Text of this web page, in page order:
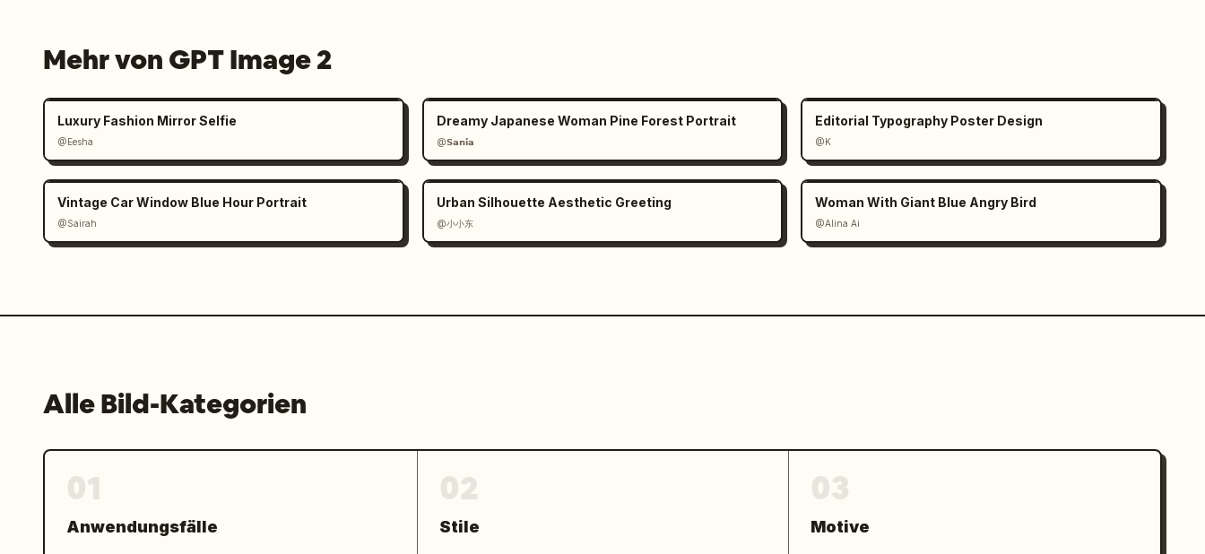
Mehr von GPT Image 2
Luxury Fashion Mirror Selfie
@Eesha
Dreamy Japanese Woman Pine Forest Portrait
@𝗦𝗮𝗻𝗶𝗮
Editorial Typography Poster Design
@K
Vintage Car Window Blue Hour Portrait
@Sairah
Urban Silhouette Aesthetic Greeting
@小小东
Woman With Giant Blue Angry Bird
@Alina Ai
Alle Bild-Kategorien
Anwendungsfälle Stile Motive